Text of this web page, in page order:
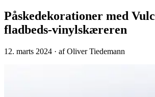
Påskedekorationer med
fladbeds-vinylskæreren
12. marts 2024 · af Oliver Tiedemann